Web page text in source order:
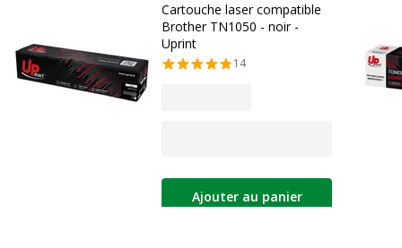
Cartouche laser compatible
Brother TN1050 - noir -
Uprint
14
Ajouter au panier